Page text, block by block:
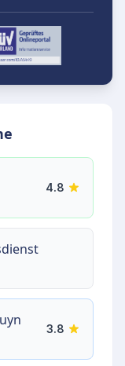
4.8
3.8